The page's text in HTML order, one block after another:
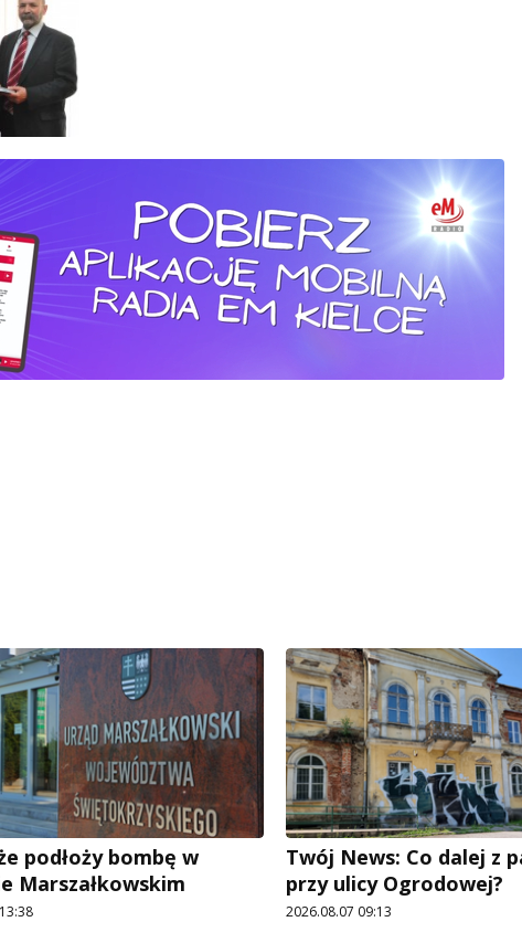
podłoży bombę w
Marszałkowskim
Twój News: Co dalej z
przy ulicy Ogrodowej?
2026.08.07 09:13